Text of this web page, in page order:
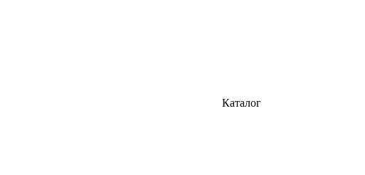
Каталог